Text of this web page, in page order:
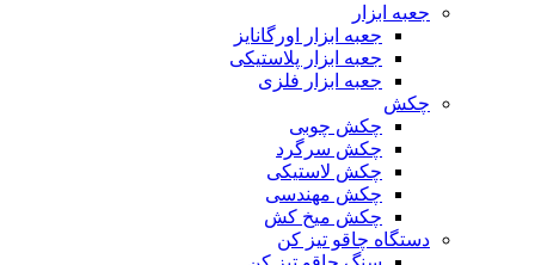
جعبه ابزار
جعبه ابزار اورگانایز
جعبه ابزار پلاستیکی
جعبه ابزار فلزی
چکش
چکش چوبی
چکش سرگرد
چکش لاستیکی
چکش مهندسی
چکش میخ کش
دستگاه چاقو تیز کن